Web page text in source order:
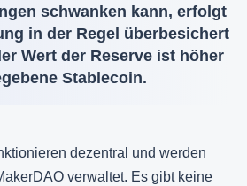
schwanken kann, erfolgt
in der Regel überbesichert
Wert der Reserve ist höher
Stablecoin.
dezentral und werden
verwaltet. Es gibt keine